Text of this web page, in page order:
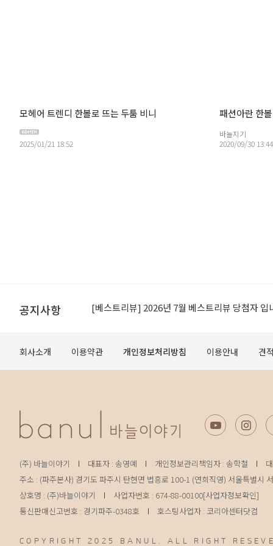
모헤어 트렌디 한볼로 뜨는 두툼 비니
2025/01/21 18:52
패션아란 한
바늘지기
2020/09/30 13:44
공지사항
[베스트리뷰] 2026년 7월 베스트리뷰 당첨자 입
회사소개 이용약관 개인정보처리방침 이용안내 견
(주) 바늘이야기 대표자 : 송영예 개인정보관리책임자 : 송학철
주소 : (파주본사) 경기도 파주시 탄현면 법흥로 100-1 (연희직영) 서울특별시
상호명 : (주)바늘이야기
사업자번호 : 674-88-00100[사업자정보확인]
통신판매신고번호 : 경기파주-0348호
호스팅사업자 : 코리아센터닷컴
COPYRIGHT 2025 BANUL. ALL RIGHT